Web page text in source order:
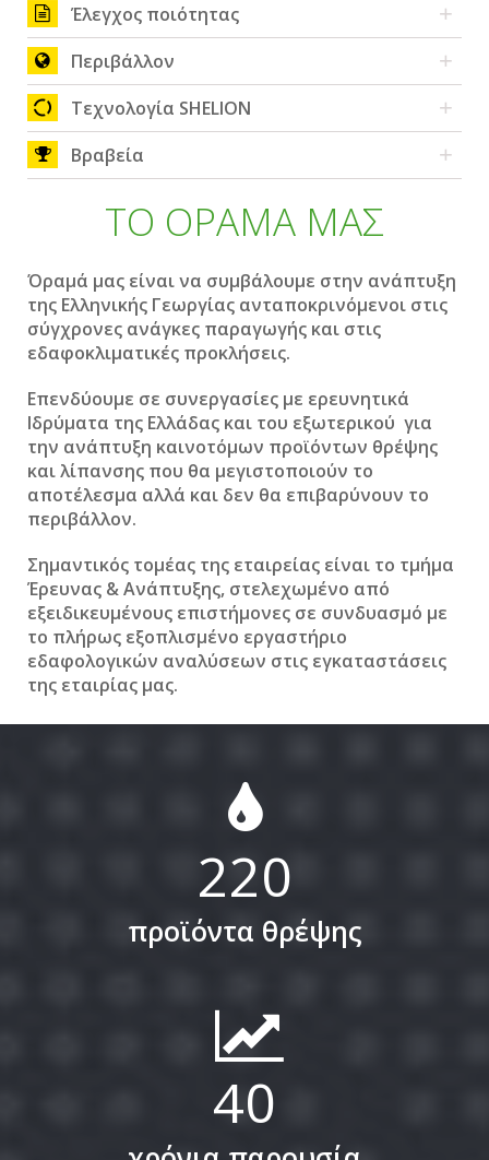
Έλεγχος ποιότητας
Περιβάλλον
Τεχνολογία SHELION
Βραβεία
ΤΟ ΟΡΑΜΑ ΜΑΣ
Όραμά μας είναι να συμβάλουμε στην ανάπτυξη
της Ελληνικής Γεωργίας ανταποκρινόμενοι στις
σύγχρονες ανάγκες παραγωγής και στις
εδαφοκλιματικές προκλήσεις.
Επενδύουμε σε συνεργασίες με ερευνητικά
Ιδρύματα της Ελλάδας και του εξωτερικού για
την ανάπτυξη καινοτόμων προϊόντων θρέψης
και λίπανσης που θα μεγιστοποιούν το
αποτέλεσμα αλλά και δεν θα επιβαρύνουν το
περιβάλλον.
Σημαντικός τομέας της εταιρείας είναι το τμήμα
Έρευνας & Ανάπτυξης, στελεχωμένο από
εξειδικευμένους επιστήμονες σε συνδυασμό με
το πλήρως εξοπλισμένο εργαστήριο
εδαφολογικών αναλύσεων στις εγκαταστάσεις
της εταιρίας μας.
220
προϊόντα θρέψης
40